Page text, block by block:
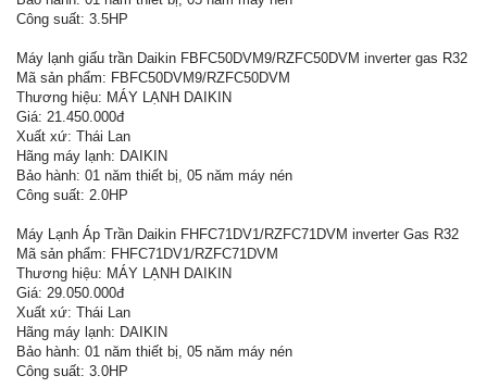
Công suất: 3.5HP
Máy lạnh giấu trần Daikin FBFC50DVM9/RZFC50DVM inverter gas R32
Mã sản phẩm: FBFC50DVM9/RZFC50DVM
Thương hiệu: MÁY LẠNH DAIKIN
Giá: 21.450.000đ
Xuất xứ: Thái Lan
Hãng máy lạnh: DAIKIN
Bảo hành: 01 năm thiết bị, 05 năm máy nén
Công suất: 2.0HP
Máy Lạnh Áp Trần Daikin FHFC71DV1/RZFC71DVM inverter Gas R32
Mã sản phẩm: FHFC71DV1/RZFC71DVM
Thương hiệu: MÁY LẠNH DAIKIN
Giá: 29.050.000đ
Xuất xứ: Thái Lan
Hãng máy lạnh: DAIKIN
Bảo hành: 01 năm thiết bị, 05 năm máy nén
Công suất: 3.0HP